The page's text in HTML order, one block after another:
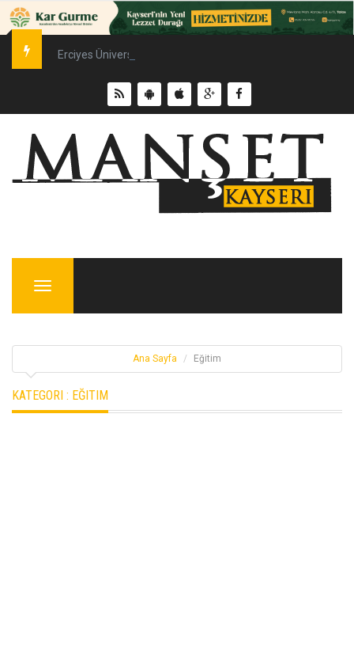
Erciyes Üniversitesi’nde Sürdürülebilir Enerji Hamlesi
Menu
Ana Sayfa Eğitim
KATEGORI : EĞITIM